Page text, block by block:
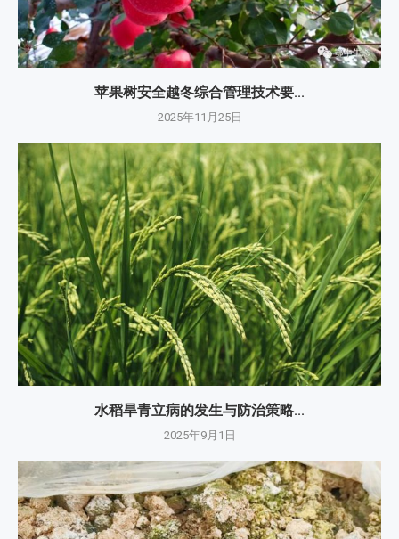
苹果树安全越冬综合管理技术要...
2025年11月25日
水稻旱青立病的发生与防治策略...
2025年9月1日